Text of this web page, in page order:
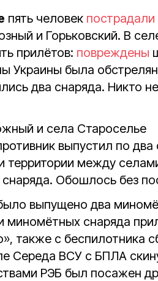
пять человек пострадали
и Горьковский. В
прилётов: повреждены
Украины была
два снаряда. Никто
и села Староселье
выпустил по два
территории между
Обошлось без
выпущено два
миномётных снаряда
также с беспилотника
Середа ВСУ с БПЛА
РЭБ был посажен